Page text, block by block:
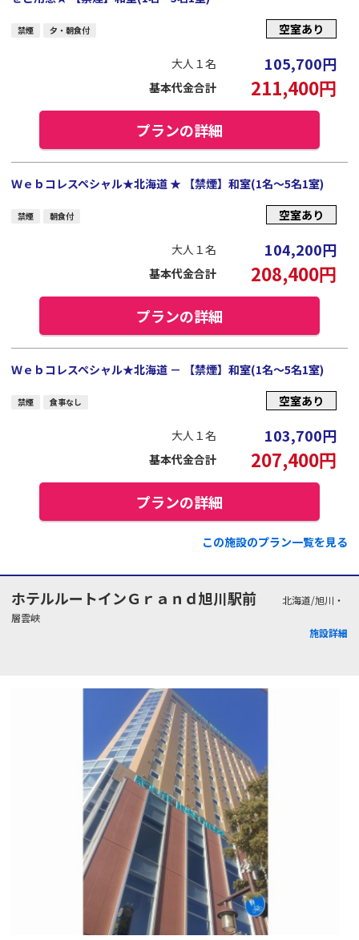
禁煙 夕・朝食付 空室あり
大人１名 105,700円
基本代金合計 211,400円
プランの詳細
Ｗｅｂコレスペシャル★北海道 ★ 【禁煙】和室(1名～5名1室)
禁煙 朝食付 空室あり
大人１名 104,200円
基本代金合計 208,400円
プランの詳細
Ｗｅｂコレスペシャル★北海道 － 【禁煙】和室(1名～5名1室)
禁煙 食事なし 空室あり
大人１名 103,700円
基本代金合計 207,400円
プランの詳細
この施設のプラン一覧を見る
ホテルルートインＧｒａｎｄ旭川駅前
北海道/旭川・
層雲峡
施設詳細